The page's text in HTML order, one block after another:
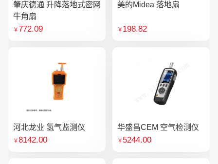
肇庆德通 升降落地式密网
牛角扇
￥772.09
美的Midea 落地扇
￥ 198.82
河北龙业 氢气监测仪
￥8142.00
华盛昌CEM 空气检测仪
￥ 5244.00